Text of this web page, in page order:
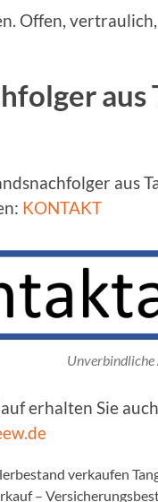
Offen,
aus
aus
KONTAKT
Unverbindliche
erhalten Sie
verkaufen
–